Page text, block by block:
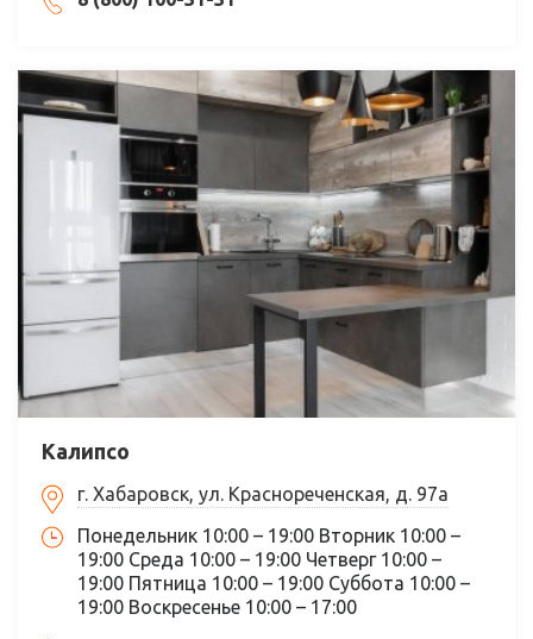
Калипсо
г. Хабаровск, ул. Краснореченская, д. 97а
Понедельник 10:00 – 19:00 Вторник 10:00 –
19:00 Среда 10:00 – 19:00 Четверг 10:00 –
19:00 Пятница 10:00 – 19:00 Суббота 10:00 –
19:00 Воскресенье 10:00 – 17:00